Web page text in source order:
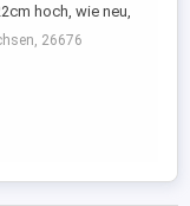
hoch, wie neu,
26676